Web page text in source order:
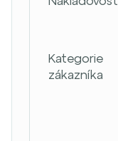
Kategorie
zákazníka